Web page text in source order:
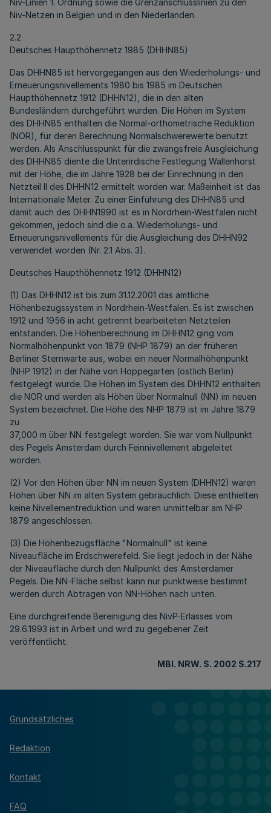
Niv-Linien 1. Ordnung sowie die Grenzanschlusslinien zu den
Niv-Netzen in Belgien und in den Niederlanden.
2.2
Deutsches Haupthöhennetz 1985 (DHHN85)
Das DHHN85 ist hervorgegangen aus den Wiederholungs- und
Erneuerungsnivellements 1980 bis 1985 im Deutschen
Haupthöhennetz 1912 (DHHN12), die in den alten
Bundesländern durchgeführt wurden. Die Höhen im System
des DHHN85 enthalten die Normal-orthometrische Reduktion
(NOR), für deren Berechnung Normalschwerewerte benutzt
werden. Als Anschlusspunkt für die zwangsfreie Ausgleichung
des DHHN85 diente die Unterirdische Festlegung Wallenhorst
mit der Höhe, die im Jahre 1928 bei der Einrechnung in den
Netzteil II des DHHN12 ermittelt worden war. Maßeinheit ist das
Internationale Meter. Zu einer Einführung des DHHN85 und
damit auch des DHHN1990 ist es in Nordrhein-Westfalen nicht
gekommen, jedoch sind die o.a. Wiederholungs- und
Erneuerungsnivellements für die Ausgleichung des DHHN92
verwendet worden (Nr. 2.1 Abs. 3).
Deutsches Haupthöhennetz 1912 (DHHN12)
(1) Das DHHN12 ist bis zum 31.12.2001 das amtliche
Höhenbezugssystem in Nordrhein-Westfalen. Es ist zwischen
1912 und 1956 in acht getrennt bearbeiteten Netzteilen
entstanden. Die Höhenberechnung im DHHN12 ging vom
Normalhöhenpunkt von 1879 (NHP 1879) an der früheren
Berliner Sternwarte aus, wobei ein neuer Normalhöhenpunkt
(NHP 1912) in der Nähe von Hoppegarten (östlich Berlin)
festgelegt wurde. Die Höhen im System des DHHN12 enthalten
die NOR und werden als Höhen über Normalnull (NN) im neuen
System bezeichnet. Die Höhe des NHP 1879 ist im Jahre 1879
zu
37,000 m über NN festgelegt worden. Sie war vom Nullpunkt
des Pegels Amsterdam durch Feinnivellement abgeleitet
worden.
(2) Vor den Höhen über NN im neuen System (DHHN12) waren
Höhen über NN im alten System gebräuchlich. Diese enthielten
keine Nivellementreduktion und waren unmittelbar am NHP
1879 angeschlossen.
(3) Die Höhenbezugsfläche "Normalnull" ist keine
Niveaufläche im Erdschwerefeld. Sie liegt jedoch in der Nähe
der Niveaufläche durch den Nullpunkt des Amsterdamer
Pegels. Die NN-Fläche selbst kann nur punktweise bestimmt
werden durch Abtragen von NN-Höhen nach unten.
Eine durchgreifende Bereinigung des NivP-Erlasses vom
29.6.1993 ist in Arbeit und wird zu gegebener Zeit
veröffentlicht.
MBl. NRW. S. 2002 S.217
Grundsätzliches
Redaktion
Kontakt
FAQ